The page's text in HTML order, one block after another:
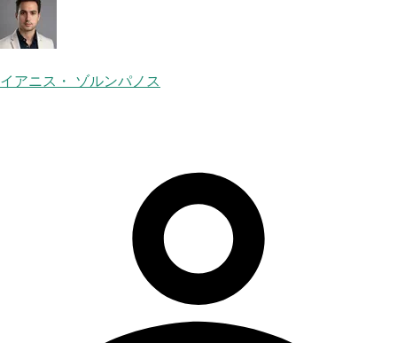
イアニス・ ゾルンパノス